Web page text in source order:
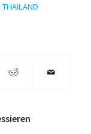
THAILAND